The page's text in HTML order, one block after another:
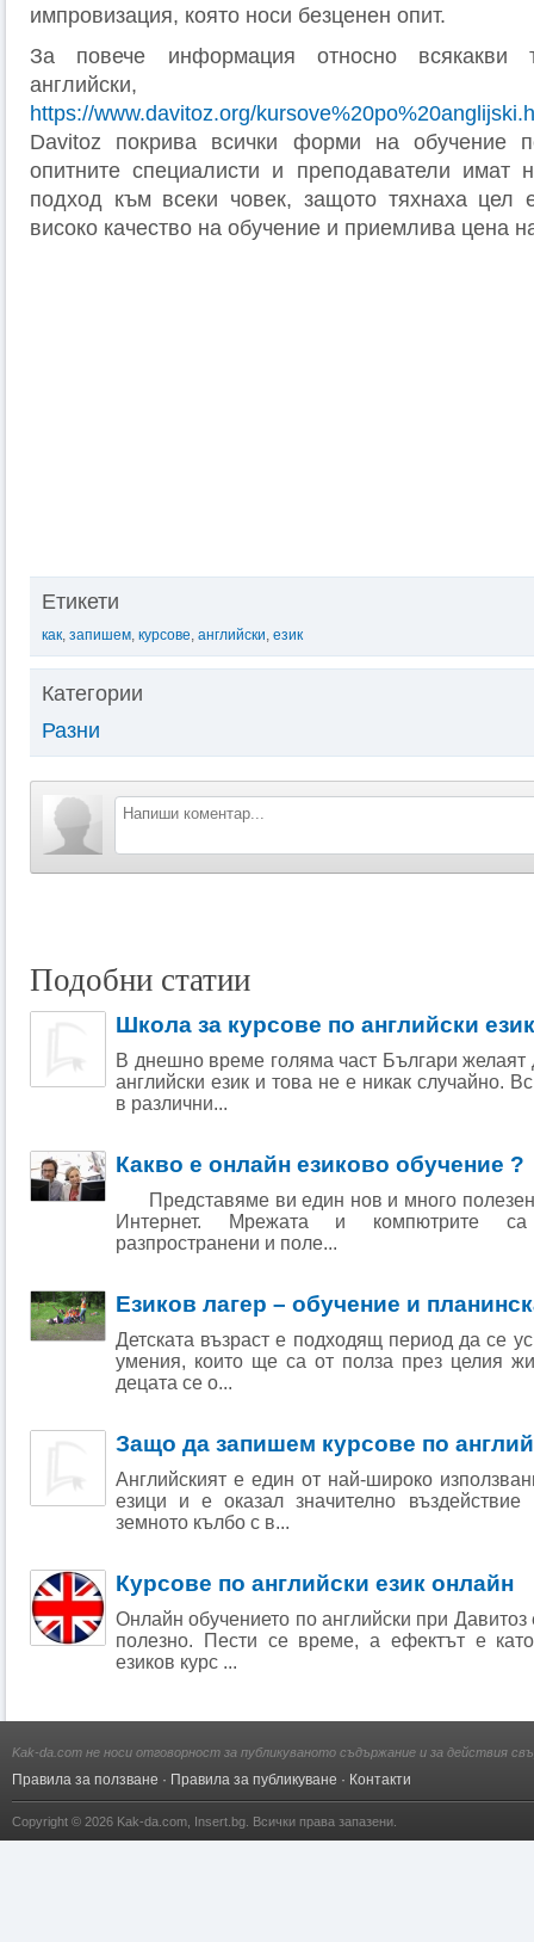
импровизация, която носи безценен опит.
За повече информация относно всякакви
английски,
https://www.davitoz.org/
Davitoz покрива всички форми на обучение
опитните специалисти и преподаватели имат
подход към всеки човек, защото тяхнаха цел
високо качество на обучение и приемлива цена
Етикети
как, запишем, курсове, английски, език
Категории
Разни
Подобни статии
Школа за курсове по английски език
В днешно време голяма част Българи желаят
английски език и това не е никак случайно.
в различни...
Какво е онлайн езиково обучение ?
Представяме ви един нов и много полезен
Интернет. Мрежата и компютрите
разпространени и поле...
Езиков лагер – обучение и
Детската възраст е подходящ период да се
умения, които ще са от полза през целия
децата се о...
Защо да запишем курсове по
Английският е един от най-широко
езици и е оказал значително
земното кълбо с в...
Курсове по английски език онлайн
Онлайн обучението по английски при Давитоз
полезно. Пести се време, а ефектът е
езиков курс ...
Kak-da.com не носи отговорност за публикуваното съдържание и за действия
Правила за ползване · Правила за публикуване · Контакти
Copyright © 2026 Kak-da.com Insert.bg . Всички права запазени.